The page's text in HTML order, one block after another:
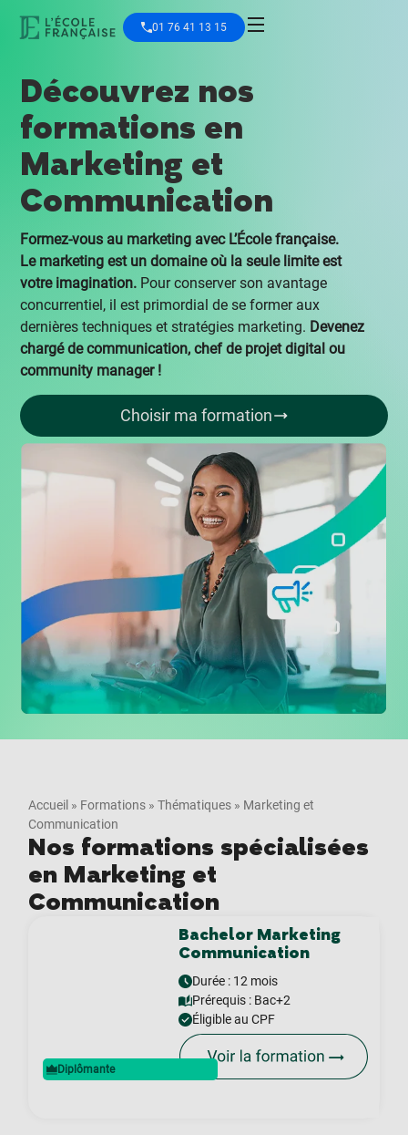
01 76 41 13 15
Découvrez nos
formations en
Marketing et
Communication
Formez-vous au marketing avec L’École française.
Le marketing est un domaine où la seule limite est
votre imagination. Pour conserver son avantage
concurrentiel, il est primordial de se former aux
dernières techniques et stratégies marketing. Devenez
chargé de communication, chef de projet digital ou
community manager !
Choisir ma formation
Accueil » Formations »Thématiques » Marketing et
Communication
Nos formations spécialisées
en Marketing et
Communication
Diplômante
Bachelor Marketing
Communication
Durée : 12 mois
Prérequis : Bac+2
Éligible au CPF